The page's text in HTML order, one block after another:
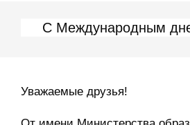
C Международным
Уважаемые друзья!